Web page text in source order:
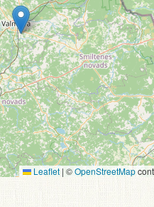
Leaflet | ©OpenStreetMap